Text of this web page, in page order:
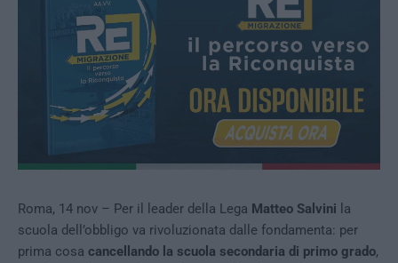
Roma, 14 nov – Per il leader della Lega Matteo Salvini la
scuola dell’obbligo va rivoluzionata dalle fondamenta: per
prima cosa cancellando la scuola secondaria di primo grado,